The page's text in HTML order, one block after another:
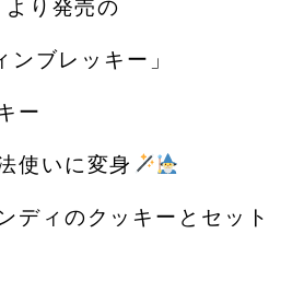
り発売の
ンブレッキー」
ー
使いに変身
ディのクッキーとセット